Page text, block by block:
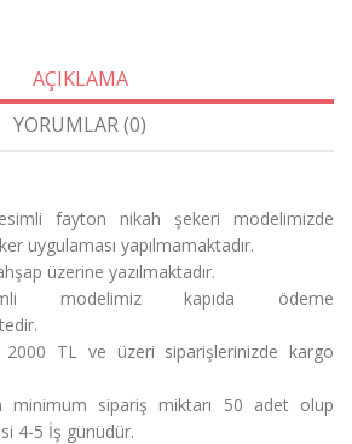
AÇIKLAMA
YORUMLAR (0)
fayton nikah şekeri modelimizde
uygulaması yapılmamaktadır.
üzerine yazılmaktadır.
modelimiz kapıda ödeme
2000 TL ve üzeri siparişlerinizde kargo
minimum sipariş miktarı 50 adet olup
4-5 İş günüdür.